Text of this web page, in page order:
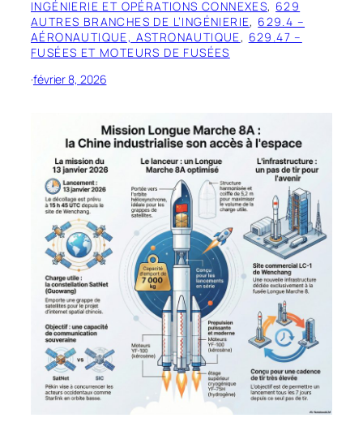
INGÉNIERIE ET OPÉRATIONS CONNEXES, 629
AUTRES BRANCHES DE L’INGÉNIERIE, 629.4 –
AÉRONAUTIQUE, ASTRONAUTIQUE, 629.47 –
FUSÉES ET MOTEURS DE FUSÉES
·février 8, 2026